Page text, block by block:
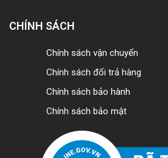
CHÍNH SÁCH
Chính sách vận chuyển
Chính sách đổi trả hàng
Chính sách bảo hành
Chính sách bảo mật